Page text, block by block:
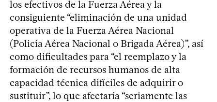
los efectivos de la Fuerza Aérea y la
consiguiente “eliminación de una unidad
operativa de la Fuerza Aérea Nacional
(Policía Aérea Nacional o Brigada Aérea)”, así
como dificultades para “el reemplazo y la
formación de recursos humanos de alta
capacidad técnica difíciles de adquirir o
sustituir”, lo que afectaría “seriamente las